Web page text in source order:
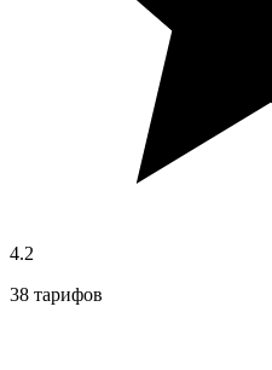
4.2
38 тарифов